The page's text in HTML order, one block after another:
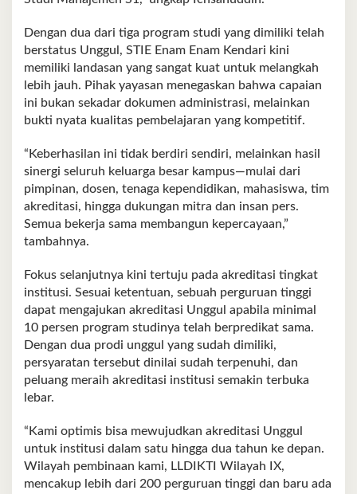
Dengan dua dari tiga program studi yang dimiliki telah
berstatus Unggul, STIE Enam Enam Kendari kini
memiliki landasan yang sangat kuat untuk melangkah
lebih jauh. Pihak yayasan menegaskan bahwa capaian
ini bukan sekadar dokumen administrasi, melainkan
bukti nyata kualitas pembelajaran yang kompetitif.
“Keberhasilan ini tidak berdiri sendiri, melainkan hasil
sinergi seluruh keluarga besar kampus—mulai dari
pimpinan, dosen, tenaga kependidikan, mahasiswa, tim
akreditasi, hingga dukungan mitra dan insan pers.
Semua bekerja sama membangun kepercayaan,”
tambahnya.
Fokus selanjutnya kini tertuju pada akreditasi tingkat
institusi. Sesuai ketentuan, sebuah perguruan tinggi
dapat mengajukan akreditasi Unggul apabila minimal
10 persen program studinya telah berpredikat sama.
Dengan dua prodi unggul yang sudah dimiliki,
persyaratan tersebut dinilai sudah terpenuhi, dan
peluang meraih akreditasi institusi semakin terbuka
lebar.
“Kami optimis bisa mewujudkan akreditasi Unggul
untuk institusi dalam satu hingga dua tahun ke depan.
Wilayah pembinaan kami, LLDIKTI Wilayah IX,
mencakup lebih dari 200 perguruan tinggi dan baru ada